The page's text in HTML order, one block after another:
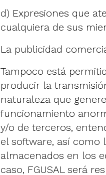
d) Expresiones que
cualquiera de sus
La publicidad
Tampoco está
producir la
naturaleza que
funcionamiento
y/o de terceros,
el software, así como
almacenados en los
caso, FGUSAL será